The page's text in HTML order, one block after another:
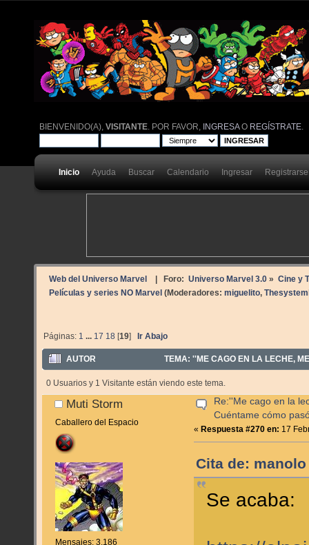
BIENVENIDO(A),VISITANTE . POR FAVOR, INGRESAO REGÍSTRATE
Inicio Ayuda Buscar Calendario Ingresar Registrarse
Web del Universo Marvel | Foro: Universo Marvel 3.0» Cine y
Películas y series NO Marvel (Moderadores: miguelito,
Páginas: 1 ... 17 18 [19]Ir Abajo
AUTOR TEMA: ''ME CAGO EN LA LECHE,
0 Usuarios y 1 Visitante están viendo este tema.
Muti Storm
Caballero del Espacio
Mensajes: 3.186
Re:''Me cago en la
Cuéntame cómo
«Respuesta #270 en: 17
Cita de:
Se acaba: